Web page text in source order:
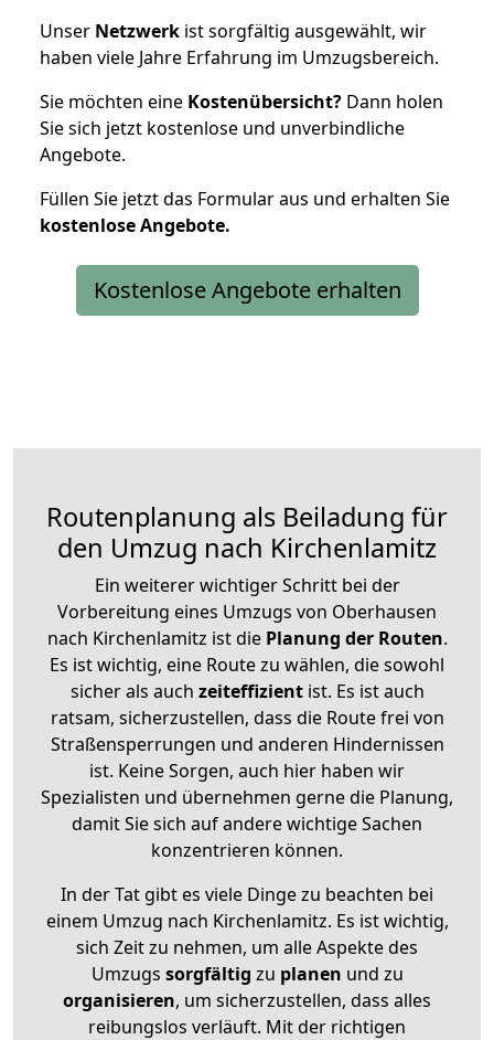
Unser Netzwerk ist sorgfältig ausgewählt, wir
haben viele Jahre Erfahrung im Umzugsbereich.
Sie möchten eine Kostenübersicht? Dann holen
Sie sich jetzt kostenlose und unverbindliche
Angebote.
Füllen Sie jetzt das Formular aus und erhalten Sie
kostenloseAngebote.
Kostenlose Angebote erhalten
Routenplanung als Beiladung für
den Umzug nach Kirchenlamitz
Ein weiterer wichtiger Schritt bei der
Vorbereitung eines Umzugs von Oberhausen
nach Kirchenlamitz ist diePlanung der Routen.
Es ist wichtig, eine Route zu wählen, die sowohl
sicher als auch zeiteffizientist. Es ist auch
ratsam, sicherzustellen, dass die Route frei von
Straßensperrungen und anderen Hindernissen
ist. Keine Sorgen, auch hier haben wir
Spezialisten und übernehmen gerne die Planung,
damit Sie sich auf andere wichtige Sachen
konzentrieren können.
In der Tat gibt es viele Dinge zu beachten bei
einem Umzug nach Kirchenlamitz. Es ist wichtig,
sich Zeit zu nehmen, um alle Aspekte des
Umzugs sorgfältig zu planen und zu
organisieren, um sicherzustellen, dass alles
reibungslos verläuft. Mit der richtigen